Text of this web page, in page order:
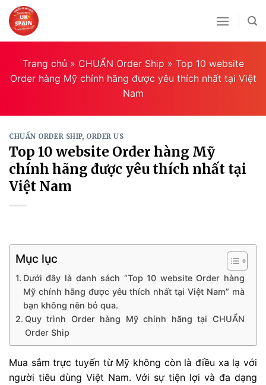
Skip
to
content
Trang chủ» CHUẨN Order Ship» Top 10 website
Order hàng Mỹ chính hãng được yêu thích nhất tại Việt
Nam
CHUẨN ORDER SHIP, ORDER US
Top 10 website Order hàng Mỹ
chính hãng được yêu thích nhất tại
Việt Nam
Mục lục
Dưới đây là danh sách “Top 10 website Order hàng
Mỹ chính hãng được yêu thích nhất tại Việt Nam” mà
bạn không nên bỏ qua.
Quy trình Order hàng Mỹ chính hãng tại CHUẨN
Order Ship
Mua sắm trực tuyến từ Mỹ không còn là điều xa lạ với
người tiêu dùng Việt Nam. Với sự tiện lợi và đa dạng